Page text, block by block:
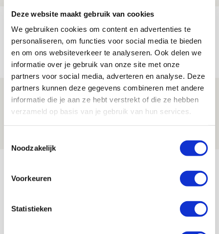
Deze website maakt gebruik van cookies
We gebruiken cookies om content en advertenties te
personaliseren, om functies voor social media te bieden
en om ons websiteverkeer te analyseren. Ook delen we
informatie over je gebruik van onze site met onze
partners voor social media, adverteren en analyse. Deze
partners kunnen deze gegevens combineren met andere
informatie die je aan ze hebt verstrekt of die ze hebben
verzameld op basis van je gebruik van hun services.
Noodzakelijk
Voorkeuren
Statistieken
Europees treffen met Shelbourne
07 AUGUSTUS 2026 - 09:00
FOTOVERSLAG
Míchel niet blij met resultaat en spel
na rust: ‘De focus nam af’
AGENDA
23
Selectiedag ballenjongens/-meiden